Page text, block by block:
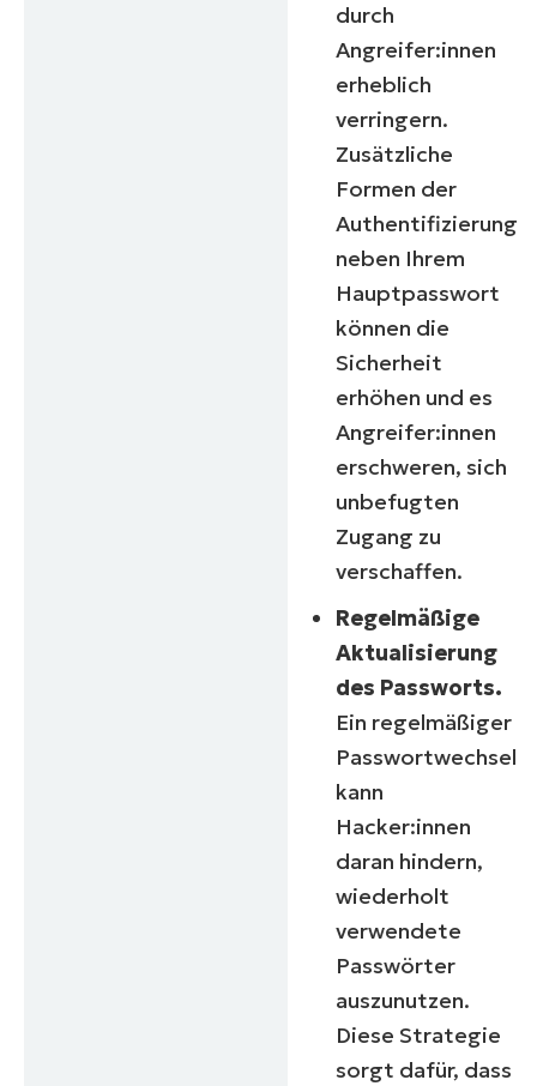
durch
Angreifer:innen
erheblich
verringern.
Zusätzliche
Formen der
Authentifizierung
neben Ihrem
Hauptpasswort
können die
Sicherheit
erhöhen und es
Angreifer:innen
erschweren, sich
unbefugten
Zugang zu
verschaffen.
Regelmäßige
Aktualisierung
des Passworts.
Ein regelmäßiger
Passwortwechsel
kann
Hacker:innen
daran hindern,
wiederholt
verwendete
Passwörter
auszunutzen.
Diese Strategie
sorgt dafür, dass